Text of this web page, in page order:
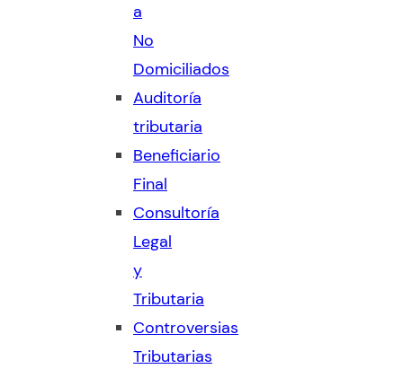
a
No
Domiciliados
Auditoría
tributaria
Beneficiario
Final
Consultoría
Legal
y
Tributaria
Controversias
Tributarias